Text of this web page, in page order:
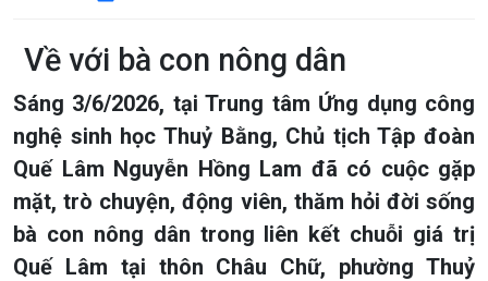
Về với bà con nông dân
Sáng 3/6/2026, tại Trung tâm Ứng dụng công
nghệ sinh học Thuỷ Bằng, Chủ tịch Tập đoàn
Quế Lâm Nguyễn Hồng Lam đã có cuộc gặp
mặt, trò chuyện, động viên, thăm hỏi đời sống
bà con nông dân trong liên kết chuỗi giá trị
Quế Lâm tại thôn Châu Chữ, phường Thuỷ